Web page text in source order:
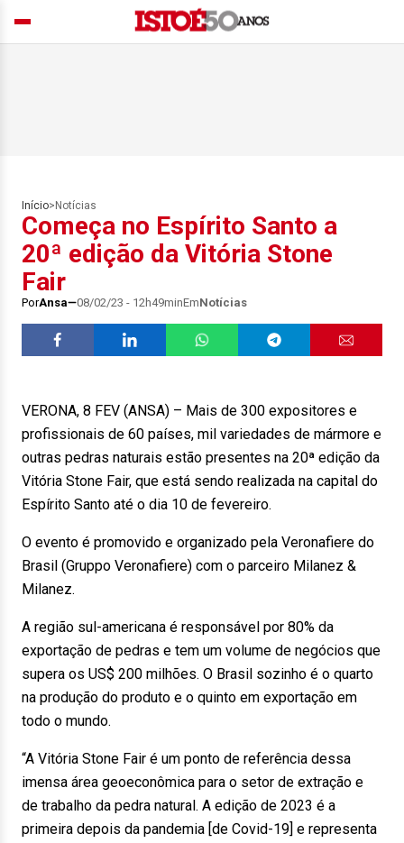
Início> Notícias
Começa no Espírito Santo a
20ª edição da Vitória Stone
Fair
PorAnsa 08/02/23 - 12h49minEmNotícias
VERONA, 8 FEV (ANSA) – Mais de 300 expositores e
profissionais de 60 países, mil variedades de mármore e
outras pedras naturais estão presentes na 20ª edição da
Vitória Stone Fair, que está sendo realizada na capital do
Espírito Santo até o dia 10 de fevereiro.
O evento é promovido e organizado pela Veronafiere do
Brasil (Gruppo Veronafiere) com o parceiro Milanez &
Milanez.
A região sul-americana é responsável por 80% da
exportação de pedras e tem um volume de negócios que
supera os US$ 200 milhões. O Brasil sozinho é o quarto
na produção do produto e o quinto em exportação em
todo o mundo.
“A Vitória Stone Fair é um ponto de referência dessa
imensa área geoeconômica para o setor de extração e
de trabalho da pedra natural. A edição de 2023 é a
primeira depois da pandemia [de Covid-19] e representa